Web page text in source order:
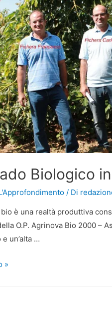
Biologico
/ Di
bio è una realtà produttiva
O.P. Agrinova Bio 2000 –
un’alta …
»